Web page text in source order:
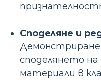
Споделяне и
споделянето на
материали в